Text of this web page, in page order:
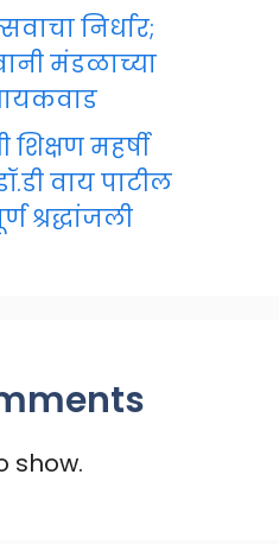
निर्धार;
मंडळाच्या
शिक्षण महर्षी
वाय पाटील
श्रद्धांजली
show.